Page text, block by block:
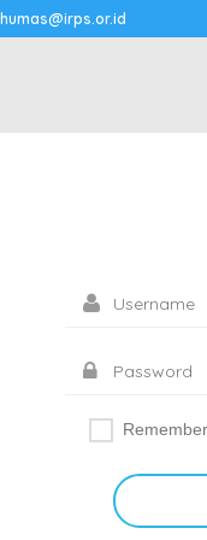
humas@irps.or.id